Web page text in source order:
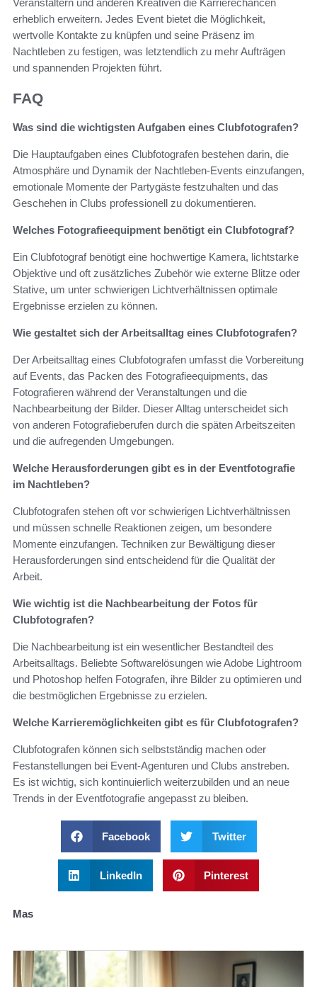
Veranstaltern und anderen Kreativen die Karrierechancen
erheblich erweitern. Jedes Event bietet die Möglichkeit,
wertvolle Kontakte zu knüpfen und seine Präsenz im
Nachtleben zu festigen, was letztendlich zu mehr Aufträgen
und spannenden Projekten führt.
FAQ
Was sind die wichtigsten Aufgaben eines Clubfotografen?
Die Hauptaufgaben eines Clubfotografen bestehen darin, die
Atmosphäre und Dynamik der Nachtleben-Events einzufangen,
emotionale Momente der Partygäste festzuhalten und das
Geschehen in Clubs professionell zu dokumentieren.
Welches Fotografieequipment benötigt ein Clubfotograf?
Ein Clubfotograf benötigt eine hochwertige Kamera, lichtstarke
Objektive und oft zusätzliches Zubehör wie externe Blitze oder
Stative, um unter schwierigen Lichtverhältnissen optimale
Ergebnisse erzielen zu können.
Wie gestaltet sich der Arbeitsalltag eines Clubfotografen?
Der Arbeitsalltag eines Clubfotografen umfasst die Vorbereitung
auf Events, das Packen des Fotografieequipments, das
Fotografieren während der Veranstaltungen und die
Nachbearbeitung der Bilder. Dieser Alltag unterscheidet sich
von anderen Fotografieberufen durch die späten Arbeitszeiten
und die aufregenden Umgebungen.
Welche Herausforderungen gibt es in der Eventfotografie
im Nachtleben?
Clubfotografen stehen oft vor schwierigen Lichtverhältnissen
und müssen schnelle Reaktionen zeigen, um besondere
Momente einzufangen. Techniken zur Bewältigung dieser
Herausforderungen sind entscheidend für die Qualität der
Arbeit.
Wie wichtig ist die Nachbearbeitung der Fotos für
Clubfotografen?
Die Nachbearbeitung ist ein wesentlicher Bestandteil des
Arbeitsalltags. Beliebte Softwarelösungen wie Adobe Lightroom
und Photoshop helfen Fotografen, ihre Bilder zu optimieren und
die bestmöglichen Ergebnisse zu erzielen.
Welche Karrieremöglichkeiten gibt es für Clubfotografen?
Clubfotografen können sich selbstständig machen oder
Festanstellungen bei Event-Agenturen und Clubs anstreben.
Es ist wichtig, sich kontinuierlich weiterzubilden und an neue
Trends in der Eventfotografie angepasst zu bleiben.
Facebook Twitter
LinkedIn Pinterest
Mas